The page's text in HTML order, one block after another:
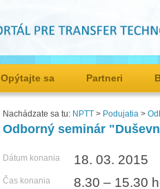
Opýtajte sa Partneri
Nachádzate sa tu: NPTT > Podujatia >
Odborný seminár
Dátum konania 18. 03. 2015
Čas konania 8.30 – 15.30